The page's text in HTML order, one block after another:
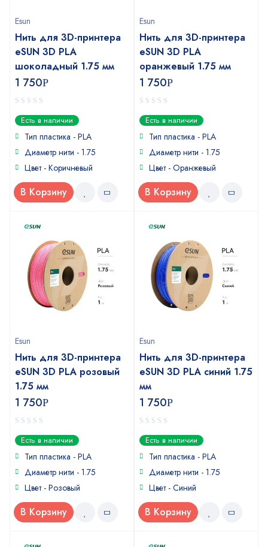
Esun
Нить для 3D-принтера
eSUN 3D PLA
шоколадный 1.75 мм
1 750Р
0
out
of
Есть в наличии
Тип пластика - PLA
Диаметр нити - 1.75
Цвет - Коричневый
В Корзину
Esun
Нить для 3D-принтера
eSUN 3D PLA
оранжевый 1.75 мм
1 750Р
0
out
of
Есть в наличии
Тип пластика - PLA
Диаметр нити - 1.75
Цвет - Оранжевый
В Корзину
Esun
Нить для 3D-принтера
eSUN 3D PLA розовый
1.75 мм
1 750Р
0
out
of
Есть в наличии
Тип пластика - PLA
Диаметр нити - 1.75
Цвет - Розовый
В Корзину
Esun
Нить для 3D-принтера
eSUN 3D PLA синий 1.75
мм
1 750Р
0
out
of
Есть в наличии
Тип пластика - PLA
Диаметр нити - 1.75
Цвет - Синий
В Корзину